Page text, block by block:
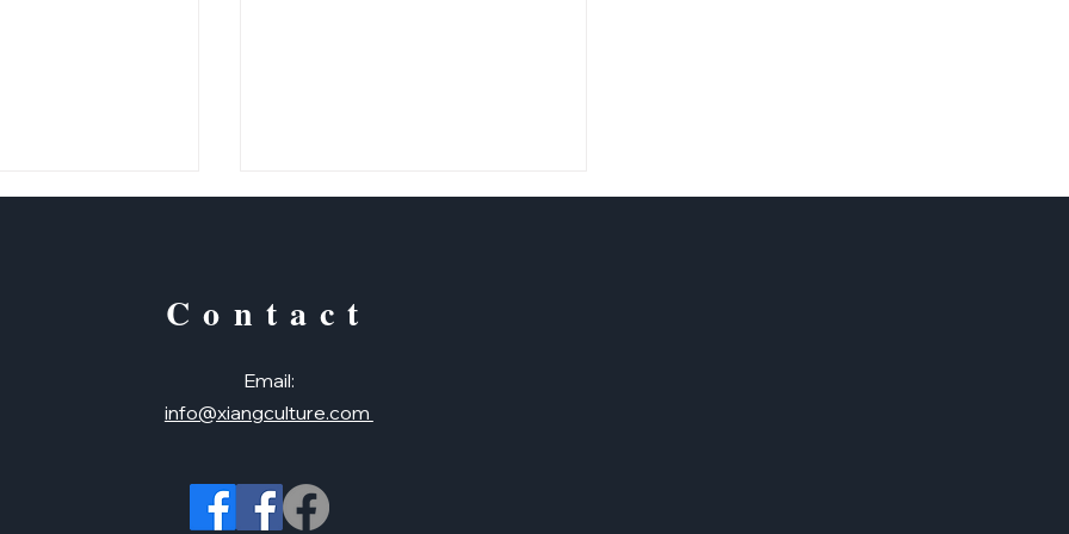
請問到大賣場要怎麼走
Contact
Email:
info@xiangculture.com